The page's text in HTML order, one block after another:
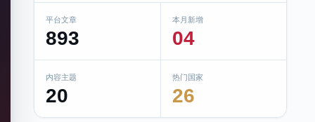
平台文章
893
本月新增
04
内容主题
20
热门国家
26